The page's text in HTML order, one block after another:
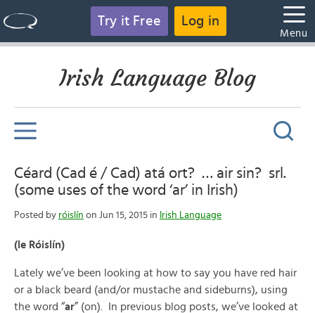
Try it Free Log in
Menu
Irish Language Blog
Céard (Cad é / Cad) atá ort? … air sin? srl.
(some uses of the word ‘ar’ in Irish)
Posted by róislín on Jun 15, 2015 in Irish Language
(le Róislín)
Lately we’ve been looking at how to say you have red hair
or a black beard (and/or mustache and sideburns), using
the word “ar” (on). In previous blog posts, we’ve looked at